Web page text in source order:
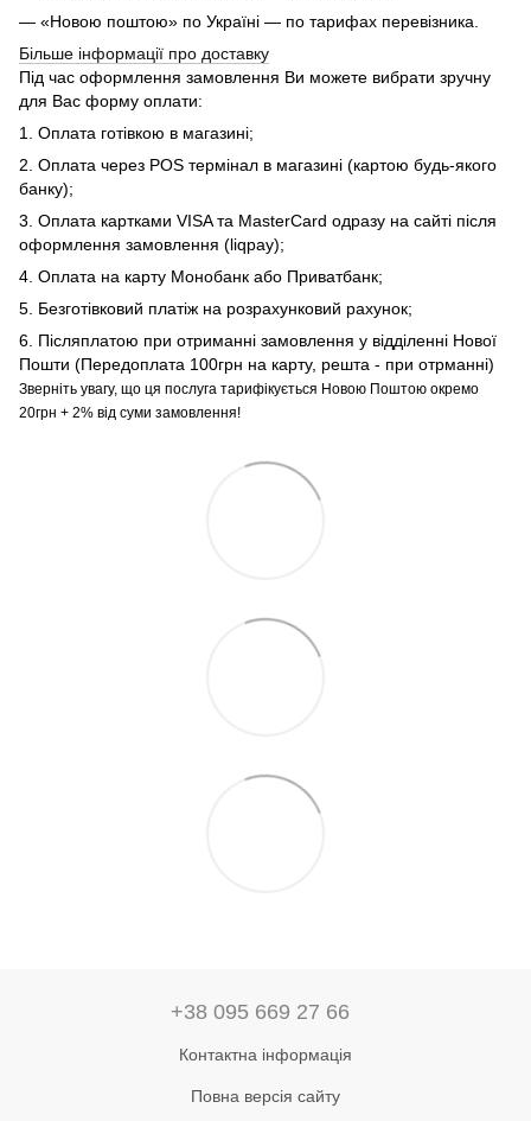
— «Новою поштою» по Україні — по тарифах перевізника.
Більше інформації про доставку
Під час оформлення замовлення Ви можете вибрати зручну
для Вас форму оплати:
1. Оплата готівкою в магазині;
2. Оплата через POS термінал в магазині (картою будь-якого
банку);
3. Оплата картками VISA та MasterCard одразу на сайті після
оформлення замовлення (liqpay);
4. Оплата на карту Монобанк або Приватбанк;
5. Безготівковий платіж на розрахунковий рахунок;
6. Післяплатою при отриманні замовлення у відділенні Нової
Пошти (Передоплата 100грн на карту, решта - при отрманні)
Зверніть увагу, що ця послуга тарифікується Новою Поштою окремо
20грн + 2% від суми замовлення!
+38 095 669 27 66
Контактна інформація
Повна версія сайту